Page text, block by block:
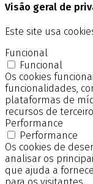
Visão geral de
Este site usa
Funcional
Funcional
Os cookies
funcionalidades,
plataformas de
recursos de
Performance
Performance
Os cookies de
analisar os
que ajuda a